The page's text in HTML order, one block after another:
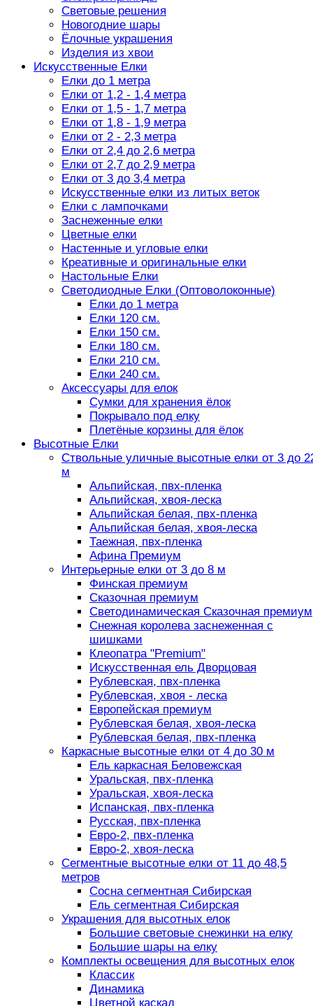
Световые решения
Новогодние шары
Ёлочные украшения
Изделия из хвои
Искусственные Елки
Елки до 1 метра
Елки от 1,2 - 1,4 метра
Елки от 1,5 - 1,7 метра
Елки от 1,8 - 1,9 метра
Елки от 2 - 2,3 метра
Елки от 2,4 до 2,6 метра
Елки от 2,7 до 2,9 метра
Елки от 3 до 3,4 метра
Искусственные елки из литых веток
Елки с лампочками
Заснеженные елки
Цветные елки
Настенные и угловые елки
Креативные и оригинальные елки
Настольные Елки
Светодиодные Елки (Оптоволоконные)
Елки до 1 метра
Елки 120 см.
Елки 150 см.
Елки 180 см.
Елки 210 см.
Елки 240 см.
Аксессуары для елок
Сумки для хранения ёлок
Покрывало под елку
Плетёные корзины для ёлок
Высотные Елки
Ствольные уличные высотные елки от 3 до
м
Альпийская, пвх-пленка
Альпийская, хвоя-леска
Альпийская белая, пвх-пленка
Альпийская белая, хвоя-леска
Таежная, пвх-пленка
Афина Премиум
Интерьерные елки от 3 до 8 м
Финская премиум
Сказочная премиум
Светодинамическая Сказочная премиум
Снежная королева заснеженная с
шишками
Клеопатра "Premium"
Искусственная ель Дворцовая
Рублевская, пвх-пленка
Рублевская, хвоя - леска
Европейская премиум
Рублевская белая, хвоя-леска
Рублевская белая, пвх-пленка
Каркасные высотные елки от 4 до 30 м
Ель каркасная Беловежская
Уральская, пвх-пленка
Уральская, хвоя-леска
Испанская, пвх-пленка
Русская, пвх-пленка
Евро-2, пвх-пленка
Евро-2, хвоя-леска
Сегментные высотные елки от 11 до 48,5
метров
Сосна сегментная Сибирская
Ель сегментная Сибирская
Украшения для высотных елок
Большие световые снежинки на елку
Большие шары на елку
Комплекты освещения для высотных елок
Классик
Динамика
Цветной каскад